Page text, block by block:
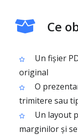
Ce
Un fișier
original
O
trimitere sau
Un layout
marginilor și